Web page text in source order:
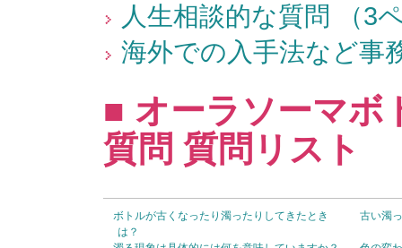
人生相談的な質問 （3
海外での入手法など事
■ オーラソーマボ
質問 質問リスト
ボトルが古くなったり濁ったりしてきたとき
は？
古い濁